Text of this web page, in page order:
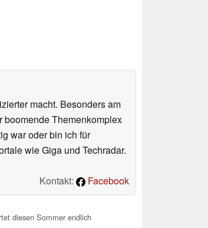
macht. Besonders am
boomende Themenkomplex
war oder bin ich für
wie Giga und Techradar.
Kontakt:
Facebook
diesen Sommer endlich